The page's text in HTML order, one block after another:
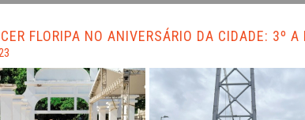
FLORIPA NO ANIVERSÁRIO DA CIDADE: 3º